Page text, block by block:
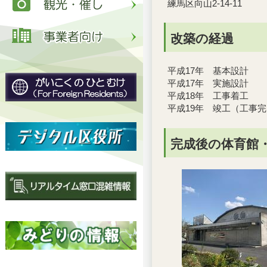
練馬区向山2-14-11
改築の経過
平成17年 基本設計
平成17年 実施設計
平成18年 工事着工
平成19年 竣工（工事
完成後の体育館